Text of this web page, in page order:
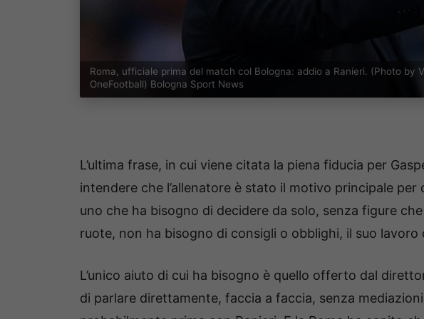
Roma, ufficiale prima del match col Bologna: addio a Ranieri. (Photo by
OneFootball) Bologna Sport News
L’ultima frase, in cui viene citata la piena fiducia per
intendere che l’allenatore è stato il motivo principale per
uno che ha bisogno di decidere da solo, senza figure
ruote, non ha bisogno di consigli o obblighi, il suo lavoro
L’unico aiuto di cui ha bisogno è quello offerto dal
di parlare direttamente, faccia a faccia, senza